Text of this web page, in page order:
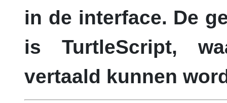
in de interface. De
is TurtleScript,
vertaald kunnen